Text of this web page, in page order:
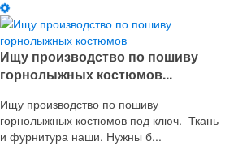
Ищу производство по пошиву
горнолыжных костюмов...
Ищу производство по пошиву
горнолыжных костюмов под ключ. Ткань
и фурнитура наши. Нужны б...